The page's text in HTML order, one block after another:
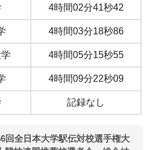
4時間02分41秒42
4時間03分18秒86
4時間05分15秒55
4時間09分22秒09
記録なし
回全日本大学駅伝対校選手権大